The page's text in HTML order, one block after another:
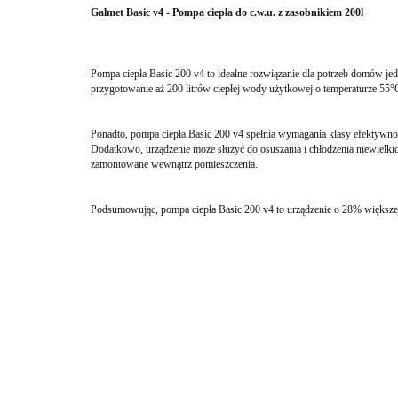
Galmet Basic v4 - Pompa ciepła do c.w.u. z zasobnikiem 200l
Pompa ciepła Basic 200 v4 to idealne rozwiązanie dla potrzeb domów
przygotowanie aż 200 litrów ciepłej wody użytkowej o temperaturze
Ponadto, pompa ciepła Basic 200 v4 spełnia wymagania klasy
Dodatkowo, urządzenie może służyć do osuszania i chłodzenia
zamontowane wewnątrz pomieszczenia.
Podsumowując, pompa ciepła Basic 200 v4 to urządzenie o 28%